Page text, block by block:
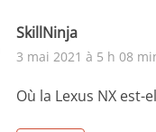
SkillNinja
3 mai 2021 à 5 h 08
Où la Lexus NX est-